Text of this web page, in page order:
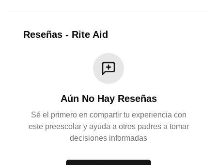
Reseñas - Rite Aid
Aún No Hay Reseñas
Sé el primero en compartir tu experiencia con
este preescolar y ayuda a otros padres a tomar
decisiones informadas